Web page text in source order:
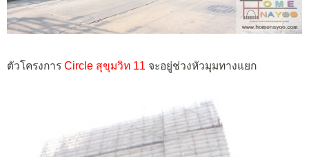
ตัวโครงการ Circle สุขุมวิท 11 จะอยู่ช่วงหัวมุมทางแยก